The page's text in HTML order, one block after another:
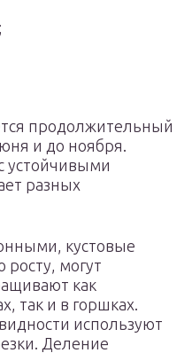
продолжительный
и до ноября.
устойчивыми
разных
кустовые
могут
как
так и в горшках.
используют
Деление